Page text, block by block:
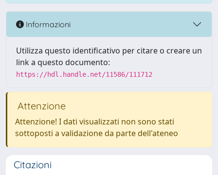
Informazioni
Utilizza questo identificativo per citare o creare un
link a questo documento:
https://hdl.handle.net/11586/111712
Attenzione
Attenzione! I dati visualizzati non sono stati
sottoposti a validazione da parte dell'ateneo
Citazioni